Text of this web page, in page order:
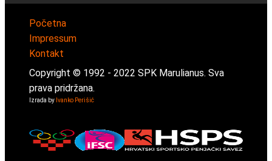
Početna
Impressum
Kontakt
Copyright © 1992 - 2022 SPK Marulianus. Sva
prava pridržana.
Izrada by Ivanko Perišić